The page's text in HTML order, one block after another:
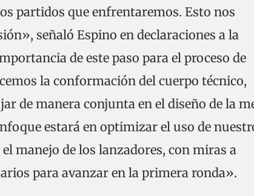
partidos que enfrentaremos. Esto nos
señaló Espino en declaraciones a la
de este paso para el proceso de
la conformación del cuerpo técnico,
de manera conjunta en el diseño de la
estará en optimizar el uso de
manejo de los lanzadores, con miras a
para avanzar en la primera ronda».